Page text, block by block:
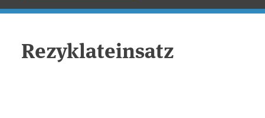
Rezyklateinsatz